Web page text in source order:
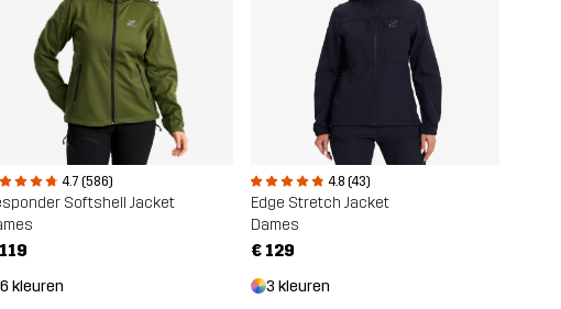
4.7 (586)
Softshell Jacket
6 kleuren
4.8 (43)
Edge Stretch Jacket
Dames
€ 129
3 kleuren